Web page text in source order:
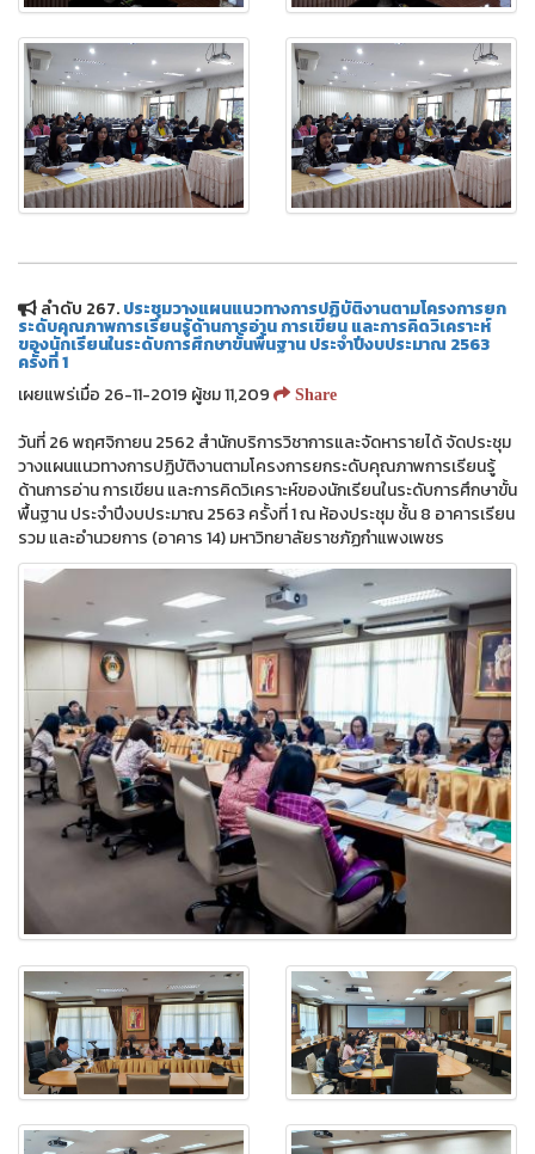
ลำดับ 267.ประชุมวางแผนแนวทางการปฏิบัติงานตามโครงการยก
ระดับคุณภาพการเรียนรู้ด้านการอ่าน การเขียน และการคิดวิเคราะห์
ของนักเรียนในระดับการศึกษาขั้นพื้นฐาน ประจำปีงบประมาณ 2563
ครั้งที่ 1
เผยแพร่เมื่อ 26-11-2019 ผู้ชม 11,209
Share
วันที่ 26 พฤศจิกายน 2562 สำนักบริการวิชาการและจัดหารายได้ จัดประชุม
วางแผนแนวทางการปฏิบัติงานตามโครงการยกระดับคุณภาพการเรียนรู้
ด้านการอ่าน การเขียน และการคิดวิเคราะห์ของนักเรียนในระดับการศึกษาขั้น
พื้นฐาน ประจำปีงบประมาณ 2563 ครั้งที่ 1 ณ ห้องประชุม ชั้น 8 อาคารเรียน
รวม และอำนวยการ (อาคาร 14) มหาวิทยาลัยราชภัฏกำแพงเพชร